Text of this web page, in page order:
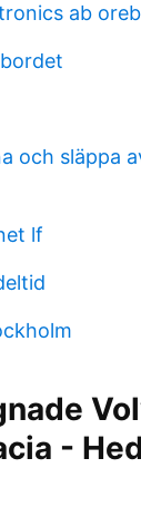
ab
och släppa
lf
-